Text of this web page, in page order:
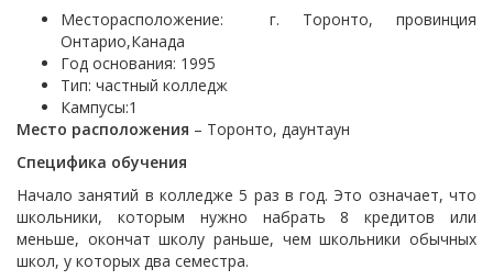
Месторасположение: г. Торонто, провинция
Онтарио,Канада
Год основания: 1995
Тип: частный колледж
Кампусы:1
Место расположения – Торонто, даунтаун
Специфика обучения
Начало занятий в колледже 5 раз в год. Это означает, что
школьники, которым нужно набрать 8 кредитов или
меньше, окончат школу раньше, чем школьники обычных
школ, у которых два семестра.